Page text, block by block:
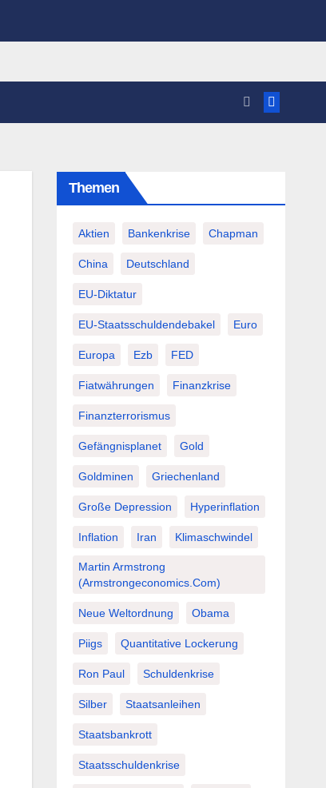
Themen
Aktien Bankenkrise Chapman
China Deutschland
EU-Diktatur
EU-Staatsschuldendebakel Euro
Europa Ezb FED
Fiatwährungen Finanzkrise
Finanzterrorismus
Gefängnisplanet Gold
Goldminen Griechenland
Große Depression Hyperinflation
Inflation Iran Klimaschwindel
Martin Armstrong
(Armstrongeconomics.com)
Neue Weltordnung Obama
Piigs Quantitative Lockerung
Ron Paul Schuldenkrise
Silber Staatsanleihen
Staatsbankrott
Staatsschuldenkrise